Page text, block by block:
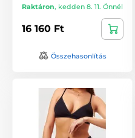
Raktáron, kedden 8. 11. Önnél
16 160 Ft
Összehasonlítás